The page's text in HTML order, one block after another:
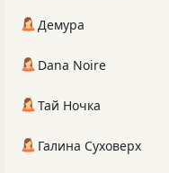
Демура
Dana Noire
Тай Ночка
Галина Суховерх